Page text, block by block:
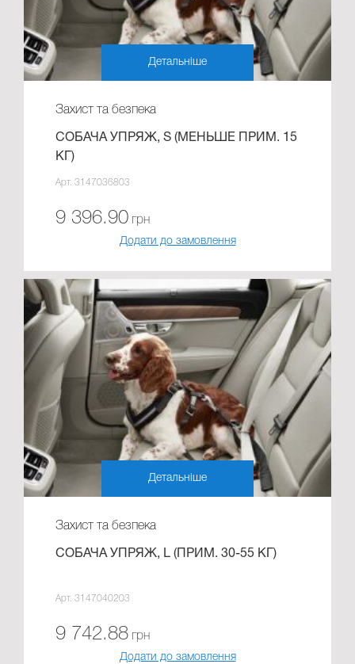
Детальніше
Захист та безпека
СОБАЧА УПРЯЖ, S (МЕНЬШЕ ПРИМ. 15
КГ)
Арт. 3147036803
9 396.90 грн
Додати до замовлення
Детальніше
Захист та безпека
СОБАЧА УПРЯЖ, L (ПРИМ. 30-55 КГ)
Арт. 3147040203
9 742.88 грн
Додати до замовлення